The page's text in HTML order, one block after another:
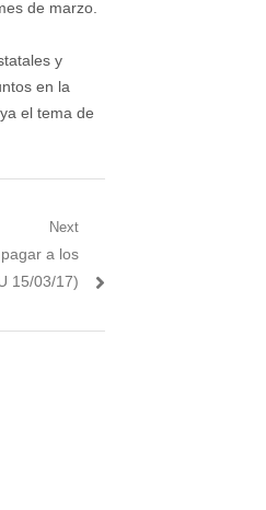
de marzo.
y
en la
el tema de
Next
a los
15/03/17)